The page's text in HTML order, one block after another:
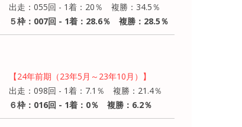
出走：055回 - 1着：20％ 複勝：34.5％
５枠：007回 - 1着：28.6％ 複勝：28.5％
【24年前期（23年5月～23年10月）】
出走：098回 - 1着：7.1％ 複勝：21.4％
６枠：016回 - 1着：0％ 複勝：6.2％